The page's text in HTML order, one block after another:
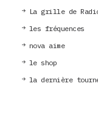
La grille de
les fréquences
nova aime
le shop
la dernière